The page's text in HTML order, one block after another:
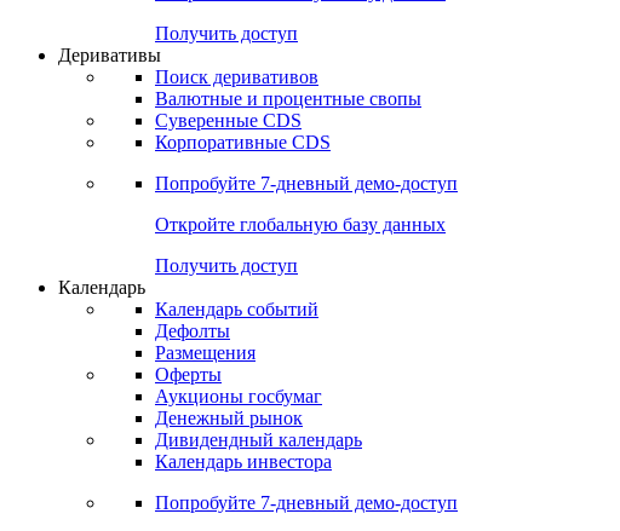
Получить доступ
Деривативы
Поиск деривативов
Валютные и процентные свопы
Суверенные CDS
Корпоративные CDS
Попробуйте 7-дневный демо-доступ
Откройте глобальную базу данных
Получить доступ
Календарь
Календарь событий
Дефолты
Размещения
Оферты
Аукционы госбумаг
Денежный рынок
Дивидендный календарь
Календарь инвестора
Попробуйте 7-дневный демо-доступ